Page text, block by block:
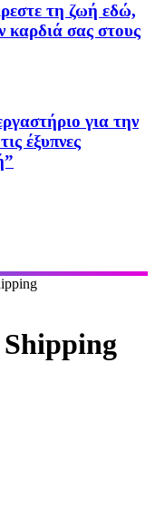
τη ζωή εδώ,
καρδιά σας στους
για την
έξυπνες